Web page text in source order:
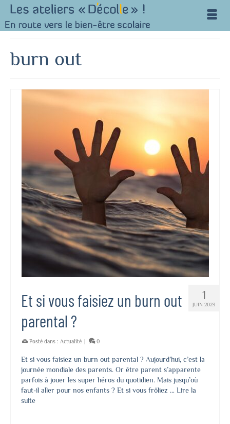
burn out
1
JUIN 2023
Et si vous faisiez un burn out
parental ?
Posté dans : Actualité | 0
Et si vous faisiez un burn out parental ? Aujourd’hui, c’est la
journée mondiale des parents. Or être parent s’apparente
parfois à jouer les super héros du quotidien. Mais jusqu’où
faut-il aller pour nos enfants ? Et si vous frôliez … Lire la
suite